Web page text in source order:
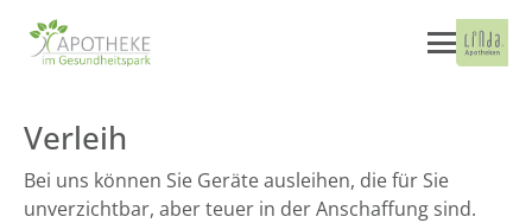
Verleih
Bei uns können Sie Geräte ausleihen, die für Sie
unverzichtbar, aber teuer in der Anschaffung sind.